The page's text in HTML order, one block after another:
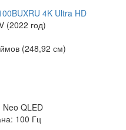
4K Ultra HD
(2022 год)
(248,92 см)
Neo QLED
100 Гц